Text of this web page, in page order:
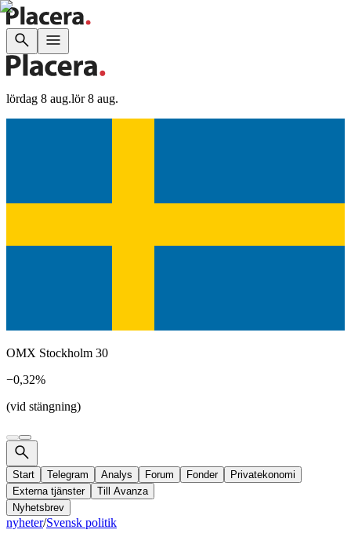
lördag 8 aug.lör 8 aug.
OMX Stockholm 30
−0,32%
(vid stängning)
Start Telegram Analys Forum Fonder
Privatekonomi
Externa tjänster
Till Avanza
Nyhetsbrev
nyheter/Svensk politik